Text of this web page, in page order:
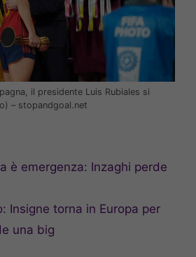
il presidente Luis Rubiales si
– stopandgoal.net
è emergenza: Inzaghi perde
Insigne torna in Europa per
una big